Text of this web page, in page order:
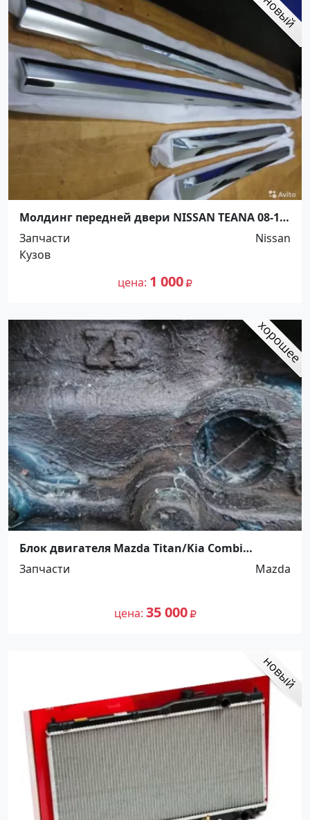
Молдинг передней двери NISSAN TEANA 08-14
RH,LH Краснодар
Запчасти
Nissan
Кузов
цена 1 000
Блок двигателя Mazda Titan/Kia Combi
Краснодар
Запчасти Mazda
цена 35 000